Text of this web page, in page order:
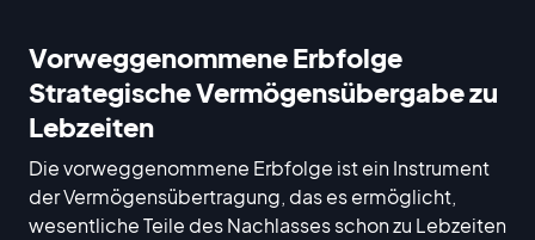
Vorweggenommene Erbfolge
Strategische Vermögensübergabe zu
Lebzeiten
Die vorweggenommene Erbfolge ist ein Instrument
der Vermögensübertragung, das es ermöglicht,
wesentliche Teile des Nachlasses schon zu Lebzeiten